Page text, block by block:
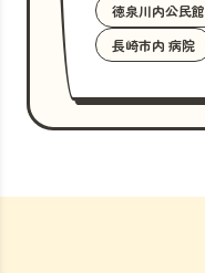
徳泉川内公民館
長崎市内 病院